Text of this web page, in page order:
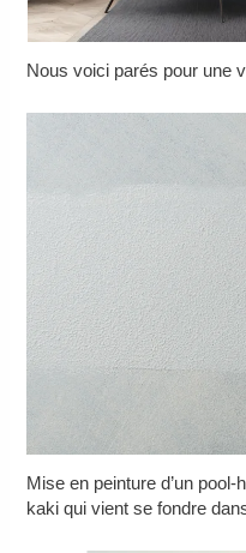
Nous voici parés pour une
Mise en peinture d’un
kaki qui vient se fondre